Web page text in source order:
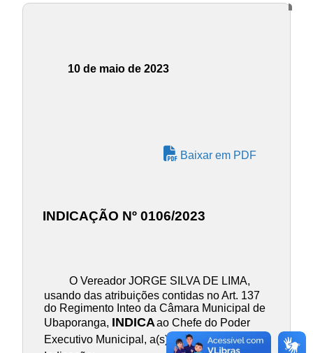
10 de maio de 2023
Baixar em PDF
INDICAÇÃO Nº 0106/2023
O Vereador JORGE SILVA DE LIMA,
usando das atribuições contidas no Art. 137
do Regimento Inteo da Câmara Municipal de
Ubaporanga, INDICAao Chefe do Poder
Executivo Municipal, a(s) presente(s)